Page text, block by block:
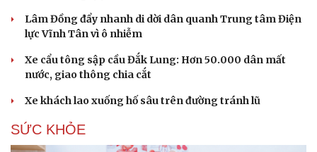
Lâm Đồng đẩy nhanh di dời dân quanh Trung tâm Điện
lực Vĩnh Tân vì ô nhiễm
Xe cẩu tông sập cầu Đắk Lung: Hơn 50.000 dân mất
nước, giao thông chia cắt
Xe khách lao xuống hố sâu trên đường tránh lũ
SỨC KHỎE